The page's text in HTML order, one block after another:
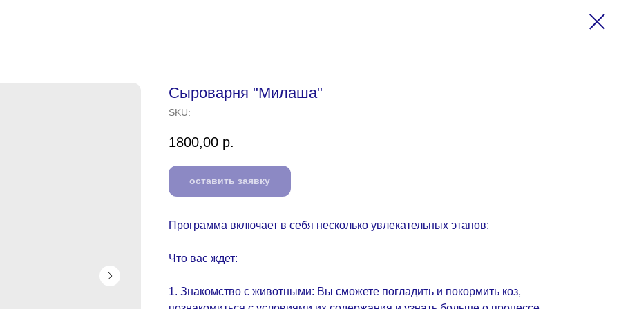
Сыроварня "Милаша"
SKU:
1800,00 р.
оставить заявку
Программа включает в себя несколько увлекательных этапов:
Что вас ждет:
1. Знакомство с животными: Вы сможете погладить и покормить коз,